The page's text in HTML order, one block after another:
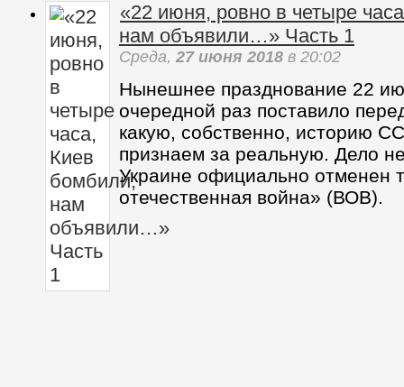
«22 июня, ровно в четыре
нам объявили…» Часть 1
Среда, 27 июня 2018 в 20:02
Нынешнее празднование 22
очередной раз поставило
какую, собственно, историю
признаем за реальную. Дело
Украине официально отменен
отечественная война» (ВОВ).